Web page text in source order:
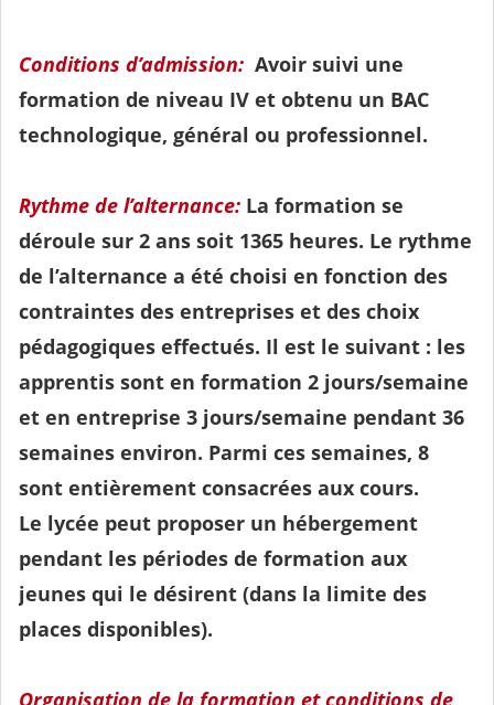
Conditions d’admission: Avoir suivi une
formation de niveau IV et obtenu un BAC
technologique, général ou professionnel.
Rythme de l’alternance: La formation se
déroule sur 2 ans soit 1365 heures. Le rythme
de l’alternance a été choisi en fonction des
contraintes des entreprises et des choix
pédagogiques effectués. Il est le suivant : les
apprentis sont en formation 2 jours/semaine
et en entreprise 3 jours/semaine pendant 36
semaines environ. Parmi ces semaines, 8
sont entièrement consacrées aux cours.
Le lycée peut proposer un hébergement
pendant les périodes de formation aux
jeunes qui le désirent (dans la limite des
places disponibles).
Organisation de la formation et conditions de